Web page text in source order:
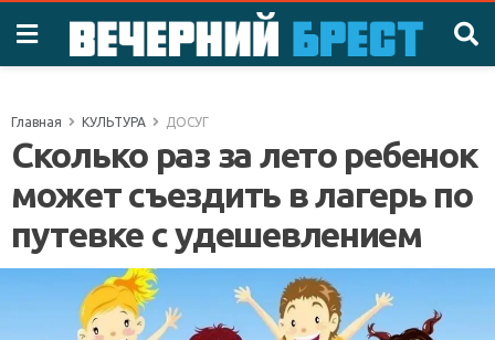
Главная КУЛЬТУРА ДОСУГ
Сколько раз за лето ребенок
может съездить в лагерь по
путевке с удешевлением